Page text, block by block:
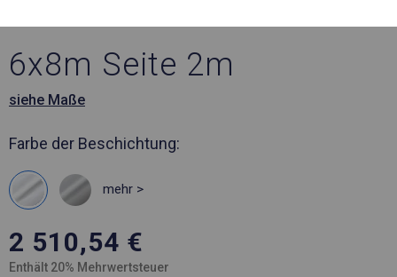
6x8m Seite 2m
siehe Maße
Farbe der Beschichtung:
mehr >
2 510,54 €
Enthält 20% Mehrwertsteuer